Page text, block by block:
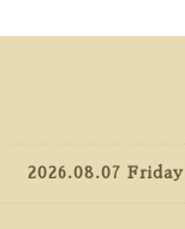
2026.08.07 Friday